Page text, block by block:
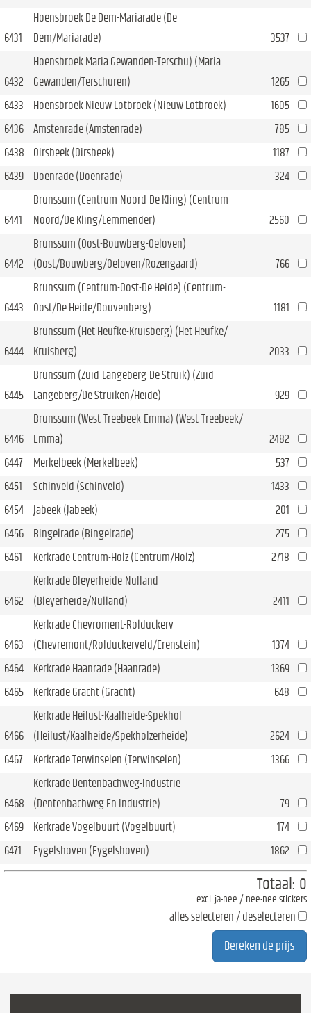
6431
Hoensbroek De Dem-Mariarade (De
Dem/Mariarade)
3537
6432
Hoensbroek Maria Gewanden-Terschu) (Maria
Gewanden/Terschuren)
1265
6433
Hoensbroek Nieuw Lotbroek (Nieuw Lotbroek)
1605
6436
Amstenrade (Amstenrade)
785
6438
Oirsbeek (Oirsbeek)
1187
6439
Doenrade (Doenrade) 324
6441
Brunssum (Centrum-Noord-De Kling) (Centrum-
Noord/De Kling/Lemmender)
2560
6442
Brunssum (Oost-Bouwberg-Oeloven)
(Oost/Bouwberg/Oeloven/Rozengaard)
766
6443
Brunssum (Centrum-Oost-De Heide) (Centrum-
Oost/De Heide/Douvenberg)
1181
6444
Brunssum (Het Heufke-Kruisberg) (Het Heufke/
Kruisberg)
2033
6445
Brunssum (Zuid-Langeberg-De Struik) (Zuid-
Langeberg/De Struiken/Heide)
929
6446
Brunssum (West-Treebeek-Emma) (West-Treebeek/
Emma)
2482
6447
Merkelbeek (Merkelbeek)
537
6451
Schinveld (Schinveld)
1433
6454
Jabeek (Jabeek)
201
6456
Bingelrade (Bingelrade)
275
6461
Kerkrade Centrum-Holz (Centrum/Holz) 2718
6462
Kerkrade Bleyerheide-Nulland
(Bleyerheide/Nulland)
2411
6463
Kerkrade Chevroment-Rolduckerv
(Chevremont/Rolduckerveld/Erenstein)
1374
6464
Kerkrade Haanrade (Haanrade)
1369
6465
Kerkrade Gracht (Gracht) 648
6466
Kerkrade Heilust-Kaalheide-Spekhol
(Heilust/Kaalheide/Spekholzerheide)
2624
6467
Kerkrade Terwinselen (Terwinselen) 1366
6468
Kerkrade Dentenbachweg-Industrie
(Dentenbachweg En Industrie)
79
6469
Kerkrade Vogelbuurt (Vogelbuurt)
174
6471
Eygelshoven (Eygelshoven) 1862
Totaal: 0
excl. ja-nee / nee-nee stickers
alles selecteren / deselecteren